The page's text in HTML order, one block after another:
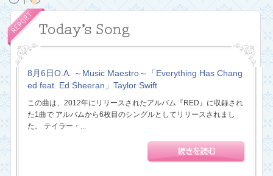
8月6日O.A. ～Music Maestro～「Everything Has Chang
ed feat. Ed Sheeran」Taylor Swift
この曲は、2012年にリリースされたアルバム『RED』に収録され
た1曲で アルバムから6枚目のシングルとしてリリースされまし
た。 テイラー・...